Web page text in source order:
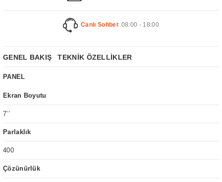
Canlı Sohbet 08:00 - 18:00
GENEL BAKIŞ TEKNİK ÖZELLİKLER
PANEL
Ekran Boyutu
7’’
Parlaklık
400
Çözünürlük